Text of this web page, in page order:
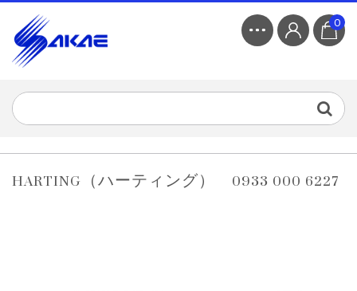
0
HARTING（ハーティング） 0933 000 6227